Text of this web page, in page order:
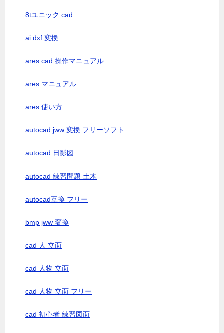
8tユニック cad
ai dxf 変換
ares cad 操作マニュアル
ares マニュアル
ares 使い方
autocad jww 変換 フリーソフト
autocad 日影図
autocad 練習問題 土木
autocad互換 フリー
bmp jww 変換
cad 人 立面
cad 人物 立面
cad 人物 立面 フリー
cad 初心者 練習図面